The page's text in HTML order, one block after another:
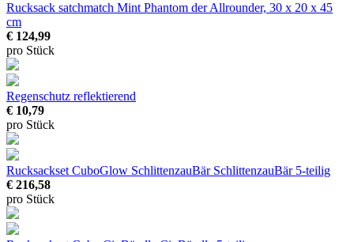
Rucksack satchmatch Mint Phantom der Allrounder, 30 x 20 x 45
cm
€ 124,99
pro Stück
Regenschutz reflektierend
€ 10,79
pro Stück
Rucksackset CuboGlow SchlittenzauBär SchlittenzauBär 5-teilig
€ 216,58
pro Stück